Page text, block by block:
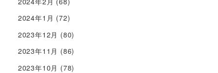
2024年1月 (72)
2023年12月 (80)
2023年11月 (86)
2023年10月 (78)